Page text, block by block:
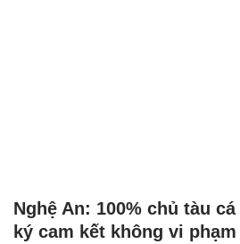
Nghệ An: 100% chủ tàu
ký cam kết không vi